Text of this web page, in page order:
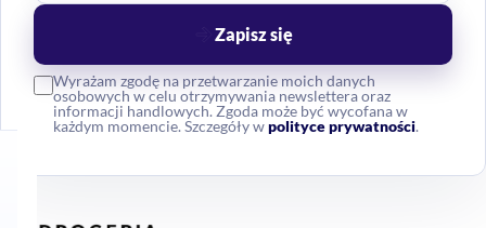
Wyrażam zgodę na przetwarzanie moich danych
osobowych w celu otrzymywania newslettera oraz
informacji handlowych. Zgoda może być wycofana w
każdym momencie. Szczegóły wpolityce prywatności.
Zapisz się